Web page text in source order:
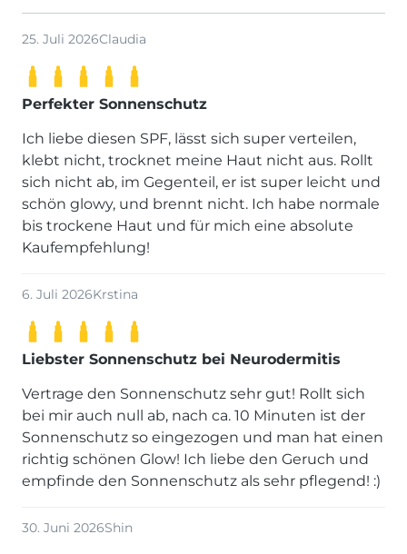
25. Juli 2026Claudia
Perfekter Sonnenschutz
Ich liebe diesen SPF, lässt sich super verteilen,
klebt nicht, trocknet meine Haut nicht aus. Rollt
sich nicht ab, im Gegenteil, er ist super leicht und
schön glowy, und brennt nicht. Ich habe normale
bis trockene Haut und für mich eine absolute
Kaufempfehlung!
6. Juli 2026Krstina
Liebster Sonnenschutz bei Neurodermitis
Vertrage den Sonnenschutz sehr gut! Rollt sich
bei mir auch null ab, nach ca. 10 Minuten ist der
Sonnenschutz so eingezogen und man hat einen
richtig schönen Glow! Ich liebe den Geruch und
empfinde den Sonnenschutz als sehr pflegend! :)
30. Juni 2026Shin